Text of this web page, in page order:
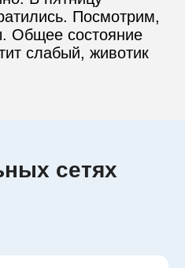
связи
help.ru
Посмотрим,
Общее состояние
слабый, животик
сетях